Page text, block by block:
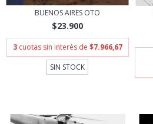
BUENOS AIRES OTO
$23.900
3 cuotas sin interés de $7.966,67
SIN STOCK